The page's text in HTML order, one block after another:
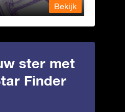
Bekijk
ster met
Finder